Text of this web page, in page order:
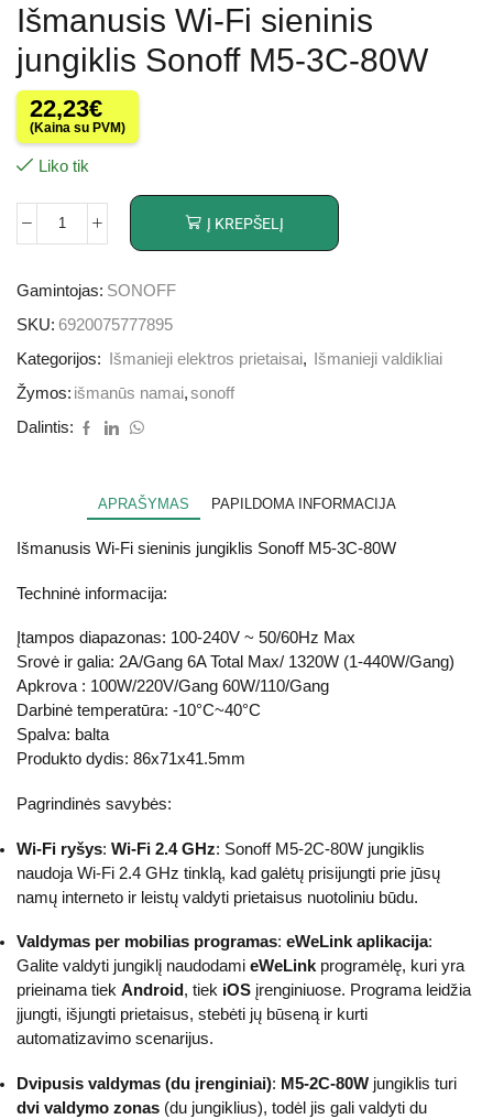
Išmanusis Wi-Fi sieninis
jungiklis Sonoff M5-3C-80W
22,23€
(Kaina su PVM)
Liko tik
Į KREPŠELĮ
Gamintojas: SONOFF
SKU: 6920075777895
Kategorijos:
Išmanieji elektros prietaisai,
Išmanieji valdikliai
Žymos: išmanūs namai,sonoff
Dalintis:
APRAŠYMAS PAPILDOMA INFORMACIJA
Išmanusis Wi-Fi sieninis jungiklis Sonoff M5-3C-80W
Techninė informacija:
Įtampos diapazonas: 100-240V ~ 50/60Hz Max
Srovė ir galia: 2A/Gang 6A Total Max/ 1320W (1-440W/Gang)
Apkrova : 100W/220V/Gang 60W/110/Gang
Darbinė temperatūra: -10°C~40°C
Spalva: balta
Produkto dydis: 86x71x41.5mm
Pagrindinės savybės:
Wi-Fi ryšys: Wi-Fi 2.4 GHz: Sonoff M5-2C-80W jungiklis
naudoja Wi-Fi 2.4 GHz tinklą, kad galėtų prisijungti prie jūsų
namų interneto ir leistų valdyti prietaisus nuotoliniu būdu.
Valdymas per mobilias programas: eWeLink aplikacija:
Galite valdyti jungiklį naudodami eWeLink programėlę, kuri yra
prieinama tiek Android, tiek iOS įrenginiuose. Programa leidžia
įjungti, išjungti prietaisus, stebėti jų būseną ir kurti
automatizavimo scenarijus.
Dvipusis valdymas (du įrenginiai): M5-2C-80W jungiklis turi
dvi valdymo zonas (du jungiklius), todėl jis gali valdyti du